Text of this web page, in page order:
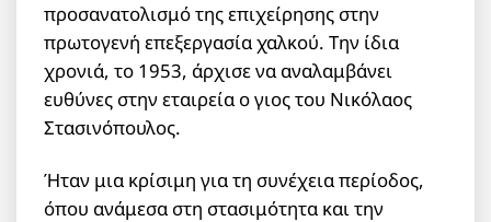
προσανατολισμό της επιχείρησης στην
πρωτογενή επεξεργασία χαλκού. Την ίδια
χρονιά, το 1953, άρχισε να αναλαμβάνει
ευθύνες στην εταιρεία ο γιος του Νικόλαος
Στασινόπουλος.
Ήταν μια κρίσιμη για τη συνέχεια περίοδος,
όπου ανάμεσα στη στασιμότητα και την